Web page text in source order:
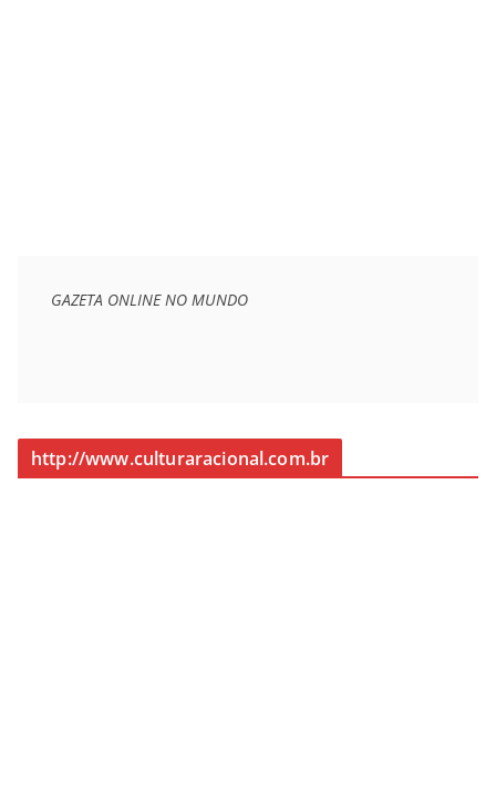
GAZETA ONLINE NO MUNDO
http://www.culturaracional.com.br